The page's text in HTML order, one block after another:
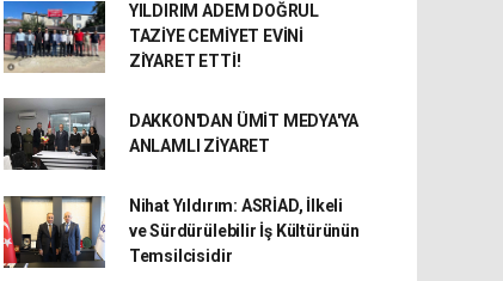
YILDIRIM ADEM DOĞRUL
TAZİYE CEMİYET EVİNİ
ZİYARET ETTİ!
DAKKON'DAN ÜMİT MEDYA'YA
ANLAMLI ZİYARET
Nihat Yıldırım: ASRİAD, İlkeli
ve Sürdürülebilir İş Kültürünün
Temsilcisidir